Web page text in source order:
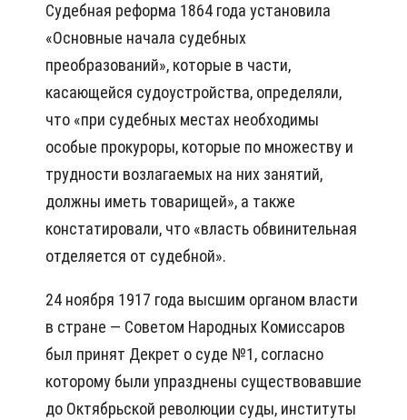
Судебная реформа 1864 года установила
«Основные начала судебных
преобразований», которые в части,
касающейся судоустройства, определяли,
что «при судебных местах необходимы
особые прокуроры, которые по множеству и
трудности возлагаемых на них занятий,
должны иметь товарищей», а также
констатировали, что «власть обвинительная
отделяется от судебной».
24 ноября 1917 года высшим органом власти
в стране — Советом Народных Комиссаров
был принят Декрет о суде №1, согласно
которому были упразднены существовавшие
до Октябрьской революции суды, институты